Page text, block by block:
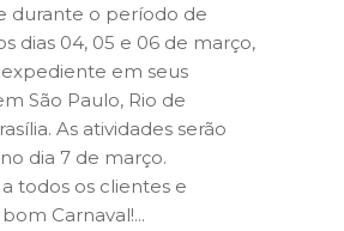
durante o período de
dias 04, 05 e 06 de março,
em seus
São Paulo, Rio de
As atividades serão
dia 7 de março.
todos os clientes e
Carnaval!...